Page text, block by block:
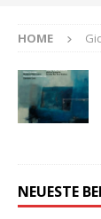
HOME
NEUESTE